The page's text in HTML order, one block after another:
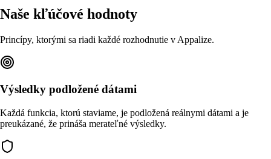
Naše kľúčové hodnoty
Princípy, ktorými sa riadi každé rozhodnutie v Appalize.
Výsledky podložené dátami
Každá funkcia, ktorú staviame, je podložená reálnymi dátami a je
preukázané, že prináša merateľné výsledky.